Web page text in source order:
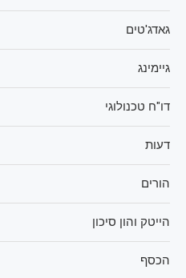
גאדג'טים
גיימינג
דו"ח טכנולוגי
דעות
הורים
הייטק והון סיכון
הכסף